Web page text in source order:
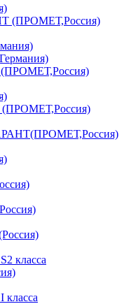
(ПРОМЕТ,Россия)
класса
класса